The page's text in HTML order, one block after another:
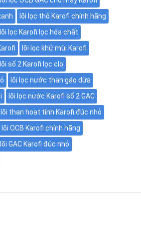
lõi lọc thô Karofi chính hãng
lõi lọc Karofi lọc hóa chất
lõi lọc khử mùi Karofi
lõi số 2 Karofi lọc clo
lõi lọc nước than gáo dừa
lõi lọc nước Karofi số 2 GAC
lõi than hoạt tính Karofi đúc nhỏ
lõi OCB Karofi chính hãng
lõi GAC Karofi đúc nhỏ